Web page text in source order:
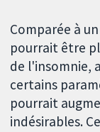
Comparée à
pourrait être
de l'insomnie,
certains
pourrait
indésirables.